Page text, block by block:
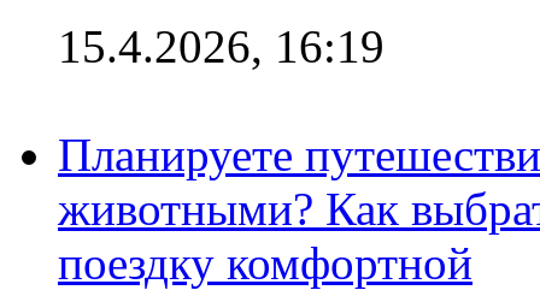
15.4.2026, 16:19
Планируете
животными? Как
поездку комфортной